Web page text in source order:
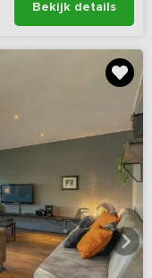
Bekijk details